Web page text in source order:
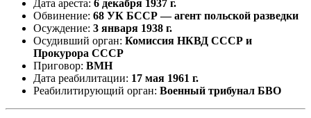
Дата ареста: 6 декабря 1937 г.
Обвинение: 68 УК БССР — агент польской разведки
Осуждение: 3 января 1938 г.
Осудивший орган: Комиссия НКВД СССР и
Прокурора СССР
Приговор: ВМН
Дата реабилитации: 17 мая 1961 г.
Реабилитирующий орган: Военный трибунал БВО